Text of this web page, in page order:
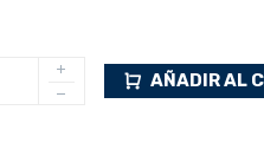
AÑADIR AL